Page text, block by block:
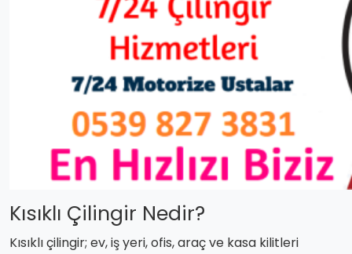
Kısıklı Çilingir Nedir?
Kısıklı çilingir; ev, iş yeri, ofis, araç ve kasa kilitleri